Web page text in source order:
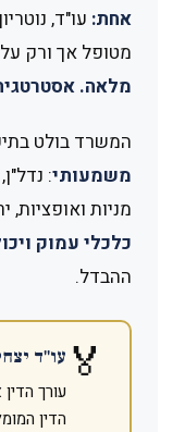
אחת: עו"ד,
מטופל אך ורק על
מלאה.
המשרד בולט
משמעותי:
מניות ואופציות,
כלכלי עמוק
ההבדל.
🏅 עו"ד
עורך
הדין